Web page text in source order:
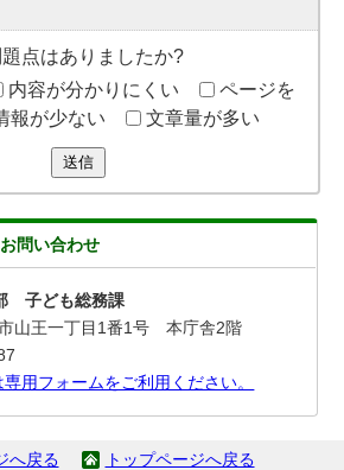
点はありましたか?
内容が分かりにくい
ページを
報が少ない 文章量が多い
送信
お問い合わせ
子ども総務課
山王一丁目1番1号 本庁舎2階
用フォームをご利用ください。
へ戻る トップページへ戻る